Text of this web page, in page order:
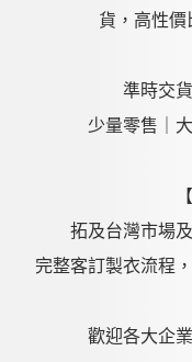
貨，高性價
準時交
少量零售｜
拓及台灣市場
完整客訂製衣流程
歡迎各大企